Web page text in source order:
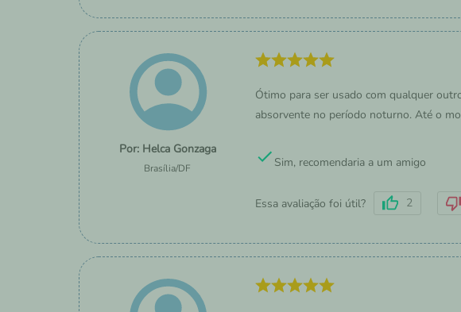
Helca Gonzaga
Brasília/DF
Ótimo para ser usado com qualquer
absorvente no período noturno. Até o
Sim, recomendaria a um amigo
Essa avaliação foi útil? 2